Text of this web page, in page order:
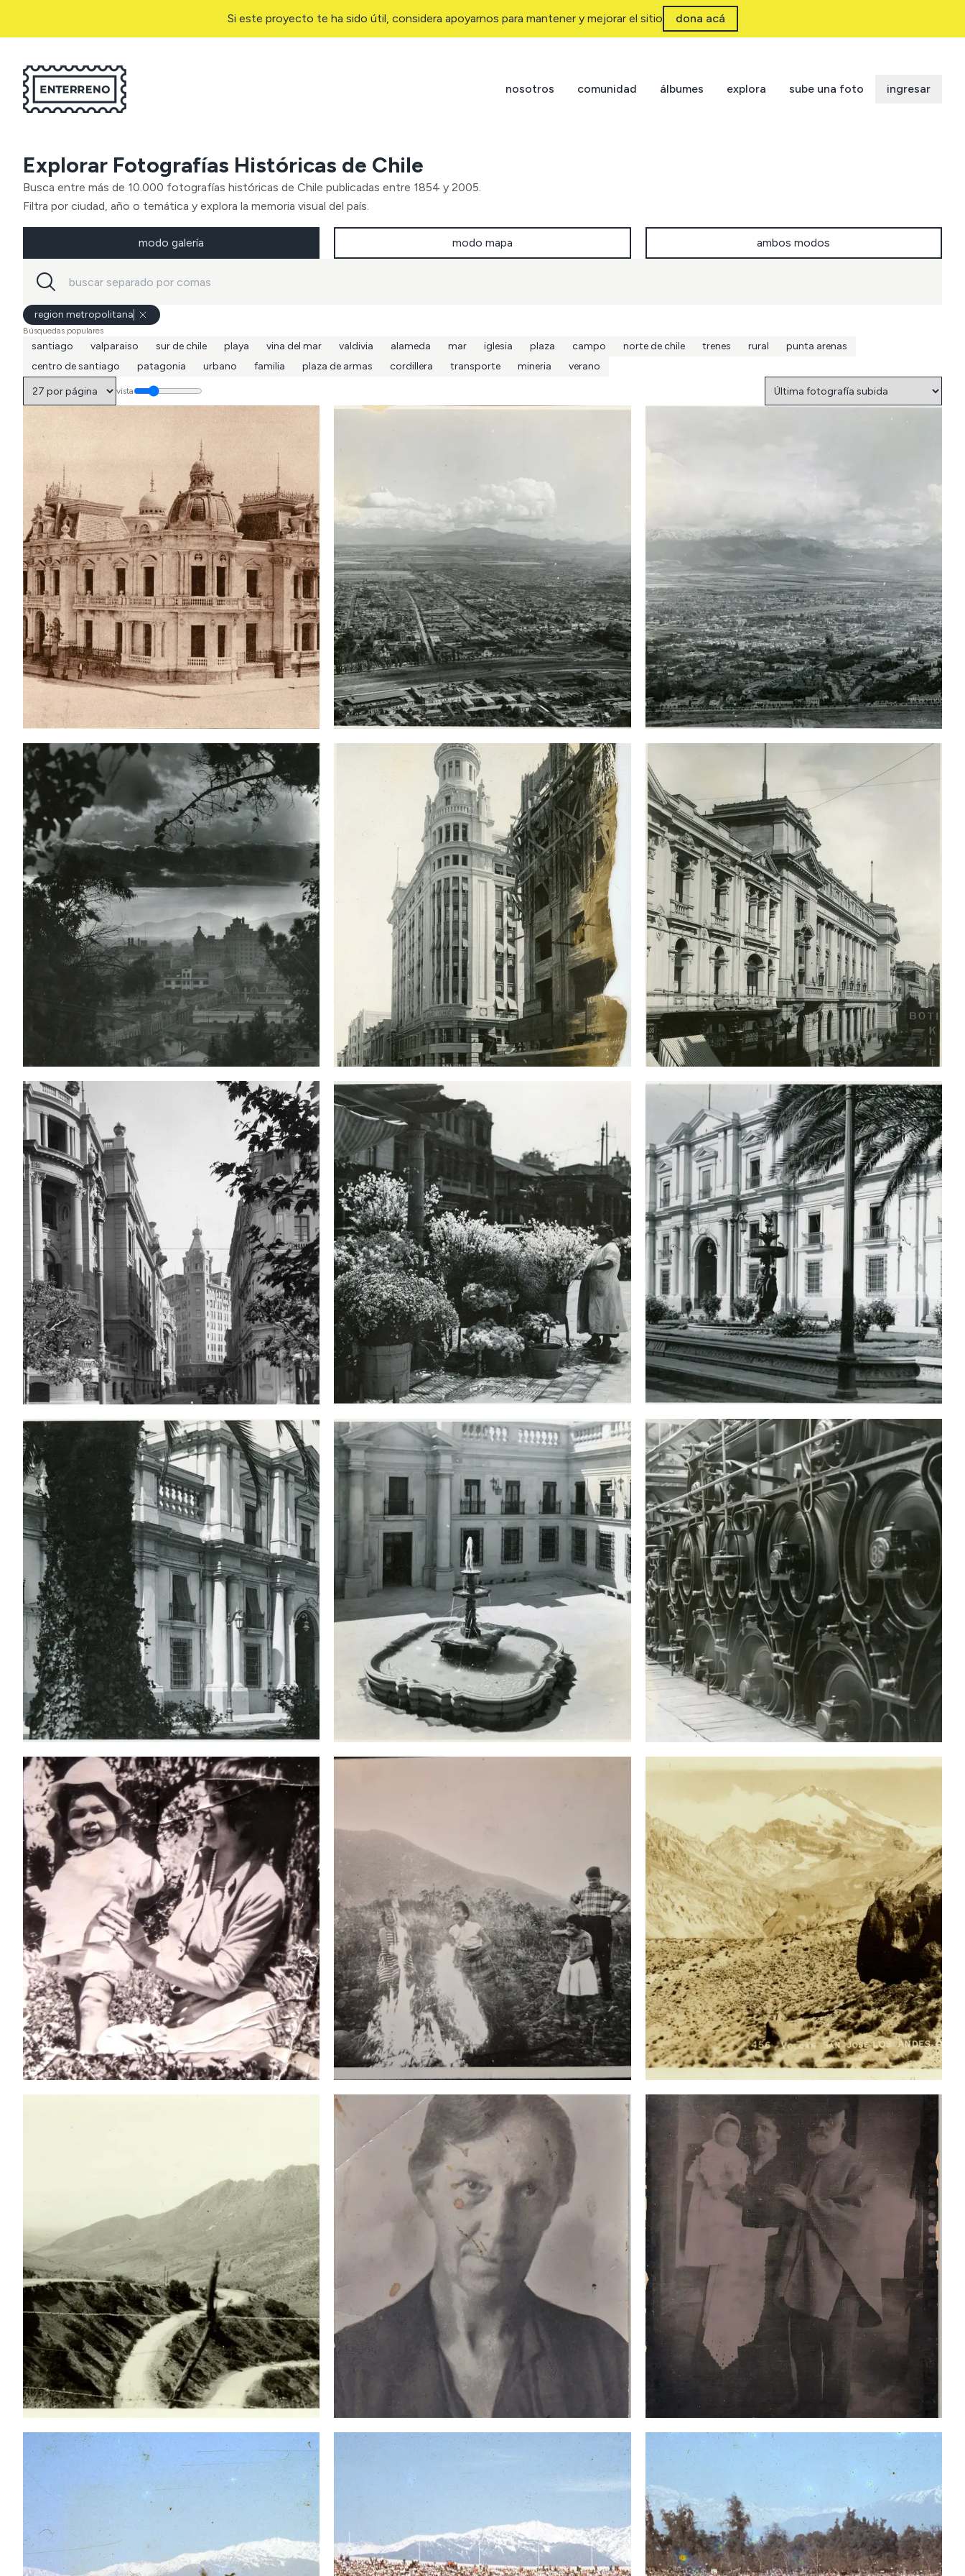
Si este proyecto te ha sido útil, considera apoyarnos para mantener y mejorar el sitio dona acá
nosotros comunidad álbumes explora sube una foto ingresar
Explorar Fotografías Históricas de Chile
Busca entre más de 10.000 fotografías históricas de Chile publicadas entre 1854 y 2005.
Filtra por ciudad, año o temática y explora la memoria visual del país.
modo galería modo mapa ambos modos
region metropolitana
Búsquedas populares
santiago valparaiso sur de chile playa vina del mar valdivia alameda mar iglesia plaza campo norte de chile trenes rural
punta arenas
centro de santiago
patagonia urbano familia plaza de armas cordillera transporte mineria verano
vista